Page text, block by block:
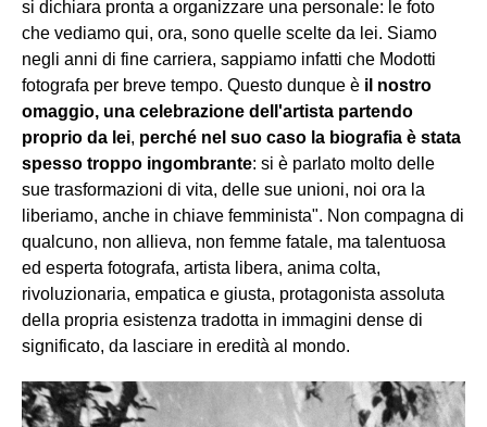
si dichiara pronta a organizzare una personale: le foto
che vediamo qui, ora, sono quelle scelte da lei. Siamo
negli anni di fine carriera, sappiamo infatti che Modotti
fotografa per breve tempo. Questo dunque è il nostro
omaggio, una celebrazione dell'artista partendo
proprio da lei, perché nel suo caso la biografia è stata
spesso troppo ingombrante: si è parlato molto delle
sue trasformazioni di vita, delle sue unioni, noi ora la
liberiamo, anche in chiave femminista". Non compagna di
qualcuno, non allieva, non femme fatale, ma talentuosa
ed esperta fotografa, artista libera, anima colta,
rivoluzionaria, empatica e giusta, protagonista assoluta
della propria esistenza tradotta in immagini dense di
significato, da lasciare in eredità al mondo.